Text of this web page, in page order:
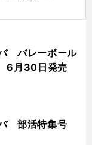
バレーボール
月30日発売
バ 部活特集号